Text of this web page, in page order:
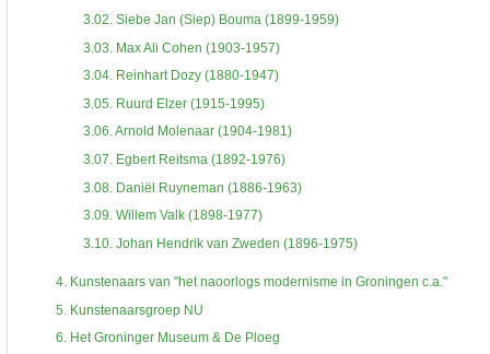
3.02.Siebe Jan (Siep) Bouma (1899-1959)
3.03. Max Ali Cohen (1903-1957)
3.04.Reinhart Dozy (1880-1947)
3.05.Ruurd Elzer (1915-1995)
3.06.Arnold Molenaar (1904-1981)
3.07.Egbert Reitsma (1892-1976)
3.08. Daniël Ruyneman (1886-1963)
3.09.Willem Valk (1898-1977)
3.10.Johan Hendrik van Zweden (1896-1975)
4.Kunstenaars van "het naoorlogs modernisme in Groningen c.a."
5. Kunstenaarsgroep NU
6.Het Groninger Museum & De Ploeg